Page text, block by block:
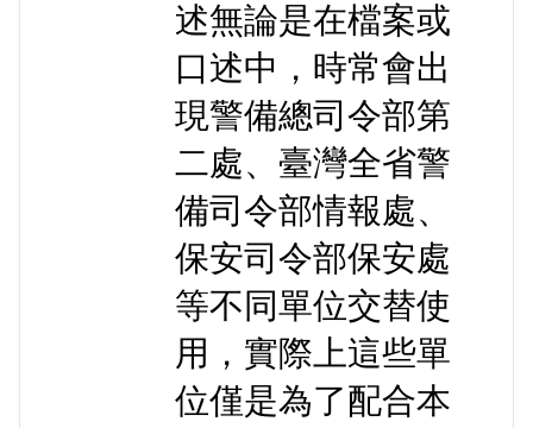
述無論是在檔案或
口述中，時常會出
現警備總司令部第
二處、臺灣全省警
備司令部情報處、
保安司令部保安處
等不同單位交替使
用，實際上這些單
位僅是為了配合本